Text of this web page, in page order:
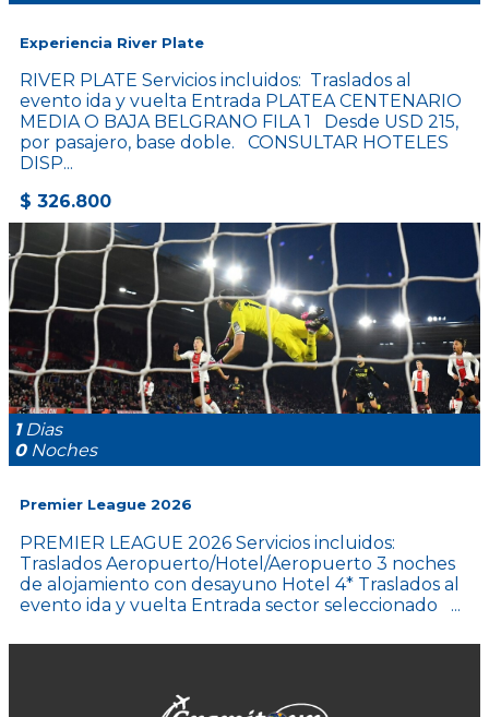
Experiencia River Plate
RIVER PLATE Servicios incluidos: Traslados al
evento ida y vuelta Entrada PLATEA CENTENARIO
MEDIA O BAJA BELGRANO FILA 1 Desde USD 215,
por pasajero, base doble. CONSULTAR HOTELES
DISP...
$ 326.800
1Dias
0Noches
Premier League 2026
PREMIER LEAGUE 2026 Servicios incluidos:
Traslados Aeropuerto/Hotel/Aeropuerto 3 noches
de alojamiento con desayuno Hotel 4* Traslados al
evento ida y vuelta Entrada sector seleccionado ...